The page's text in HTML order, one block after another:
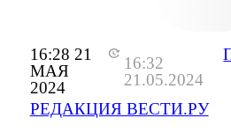
16:28 21
МАЯ
2024
16:32
21.05.2024
РЕДАКЦИЯ ВЕСТИ.РУ